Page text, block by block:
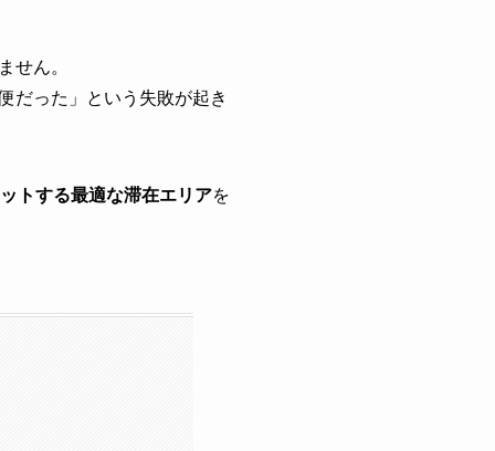
せん。
だった」という失敗が起き
トする最適な滞在エリアを